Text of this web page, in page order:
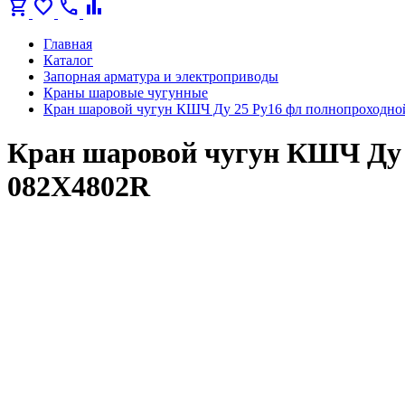
shopping_cart favorite call bar_chart
Главная
Каталог
Запорная арматура и электроприводы
Краны шаровые чугунные
Кран шаровой чугун КШЧ Ду 25 Ру16 фл
Кран шаровой чугун КШЧ Ду
082X4802R